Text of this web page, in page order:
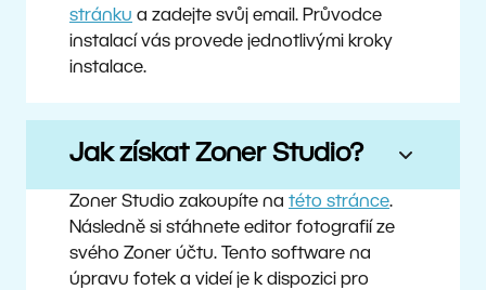
stránku a zadejte svůj email. Průvodce
instalací vás provede jednotlivými kroky
instalace.
Jak získat Zoner Studio?
Zoner Studio zakoupíte na této stránce.
Následně si stáhnete editor fotografií ze
svého Zoner účtu. Tento software na
úpravu fotek a videí je k dispozici pro